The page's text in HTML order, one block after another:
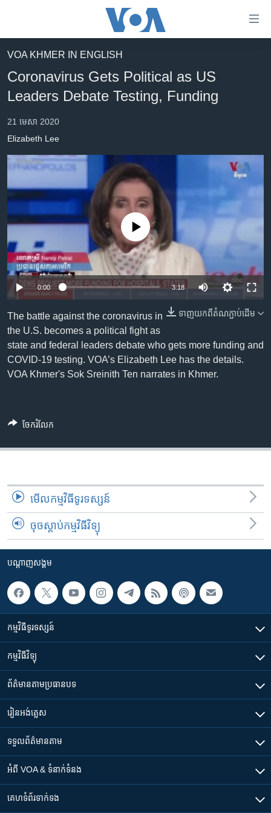
គេហទំព័រ​
រំលង​
និង​
ទៅ​​
ទំព័រ​
ព័ត៌មាន​​
ម្តង
រំលង​
និង​
ចូល​
ទៅ​
ទំព័រ​
រចនា
សម្ព័ន្ធ​
រំលង​
និង​
ចូល​
ទៅ​
កាន់​
ទំព័រ​
អន្តរជាតិ
កម្ពុជាច្នៃប្រតិដ្ឋ
ព្រឹត្តិការណ៍ព័ត៌មាន
ទូរទស្សន៍ / វីដេអូ​
កម្មវិធីទាំងអស់
Khmer English
ភាសា
VOA KHMER IN ENGLISH
Coronavirus Gets Political as US
Leaders Debate Testing, Funding
21 មេសា 2020
Elizabeth Lee
No media source currently available
0:00 3:18
ទាញ​យក​ពី​តំណភ្ជាប់​ដើម
The battle against the coronavirus in
the U.S. becomes a political fight as
state and federal leaders debate who gets more funding and
COVID-19 testing. VOA’s Elizabeth Lee has the details.
VOA Khmer's Sok Sreinith Ten narrates in Khmer.
ចែករំលែក
មើល​កម្មវិធី​ទូរទស្សន៍
ចុចស្តាប់កម្មវិធីវិទ្យុ
បណ្តាញ​សង្គម
កម្មវិធី​ទូរទស្សន៍
កម្មវិធី​វិទ្យុ
ព័ត៌មាន​តាមប្រធានបទ​
រៀន​​អង់គ្លេស
ទទួល​ព័ត៌មាន​តាម
អំពី​ VOA & ទំនាក់ទំនង
គេហទំព័រ​​ទាក់ទង